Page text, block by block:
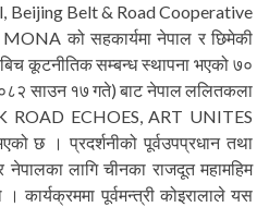
Beijing Belt & Road Cooperative
को सहकार्यमा नेपाल र छिमेकी
कूटनीतिक सम्बन्ध स्थापना भएको ७०
साउन १७ गते) बाट नेपाल ललितकला
ROAD ECHOES, ART UNITES
छ । प्रदर्शनीको पूर्वउपप्रधान तथा
नेपालका लागि चीनका राजदूत महामहिम
कार्यक्रममा पूर्वमन्त्री कोइरालाले यस